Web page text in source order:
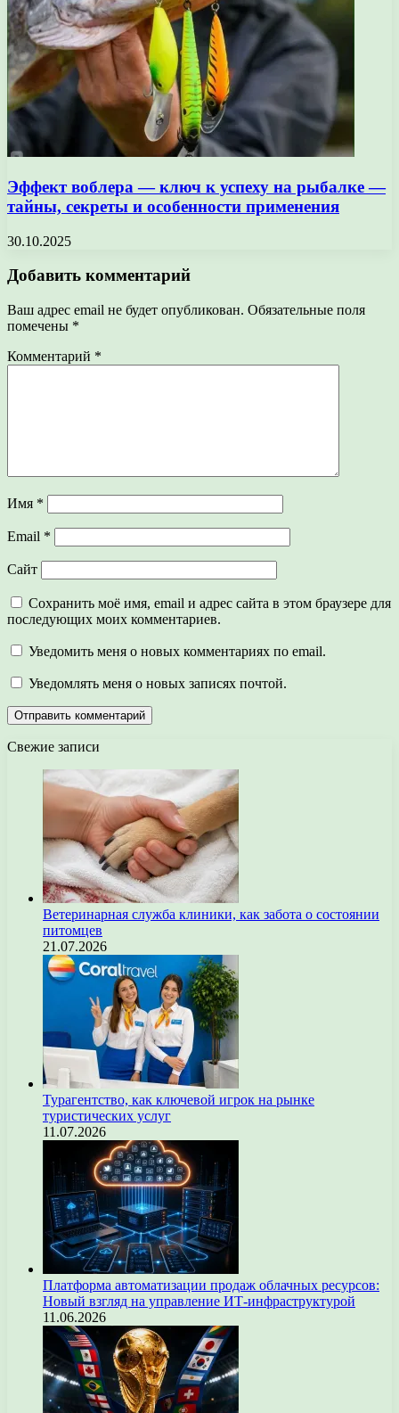
Эффект воблера — ключ к успеху на рыбалке —
тайны, секреты и особенности применения
30.10.2025
Добавить комментарий
Ваш адрес email не будет опубликован. Обязательные поля
помечены *
Комментарий *
Имя *
Email *
Сайт
Сохранить моё имя, email и адрес сайта в этом браузере для
последующих моих комментариев.
Уведомить меня о новых комментариях по email.
Уведомлять меня о новых записях почтой.
Свежие записи
Ветеринарная служба клиники, как забота о состоянии
питомцев
21.07.2026
Турагентство, как ключевой игрок на рынке
туристических услуг
11.07.2026
Платформа автоматизации продаж облачных ресурсов:
Новый взгляд на управление ИТ-инфраструктурой
11.06.2026